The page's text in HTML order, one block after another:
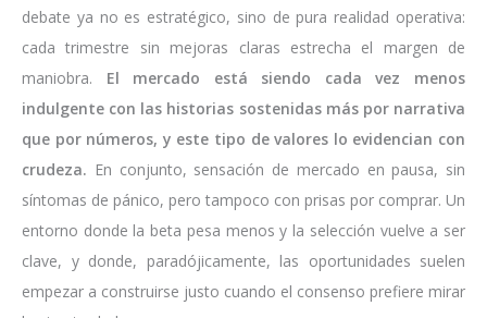
debate ya no es estratégico, sino de pura realidad operativa:
cada trimestre sin mejoras claras estrecha el margen de
maniobra.
El mercado está siendo cada vez menos
indulgente con las historias sostenidas más por narrativa
que por números, y este tipo de valores lo evidencian con
crudeza. En conjunto, sensación de mercado en pausa, sin
síntomas de pánico, pero tampoco con prisas por comprar. Un
entorno donde la beta pesa menos y la selección vuelve a ser
clave, y donde, paradójicamente, las oportunidades suelen
empezar a construirse justo cuando el consenso prefiere mirar